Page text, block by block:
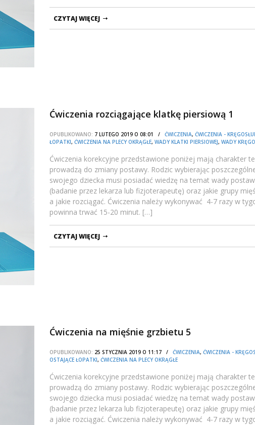
CZYTAJ WIĘCEJ
Ćwiczenia rozciągające klatkę piersiową 1
OPUBLIKOWANO: 7 LUTEGO 2019 O 08:01 / ĆWICZENIA, ĆWICZENIA -
ŁOPATKI, ĆWICZENIA NA PLECY OKRĄGŁE, WADY KLATKI PIERSIOWEJ, WADY
Ćwiczenia korekcyjne przedstawione poniżej mają charakter
prowadzą do zmiany postawy. Rodzic wybierając
swojego dziecka musi posiadać wiedzę na temat wady
(badanie przez lekarza lub fizjoterapeutę) oraz jakie grupy
a jakie rozciągać. Ćwiczenia należy wykonywać 4-7 razy w
powinna trwać 15-20 minut. […]
CZYTAJ WIĘCEJ
Ćwiczenia na mięśnie grzbietu 5
OPUBLIKOWANO: 25 STYCZNIA 2019 O 11:17 / ĆWICZENIA, ĆWICZENIA -
OSTAJĄCE ŁOPATKI, ĆWICZENIA NA PLECY OKRĄGŁE
Ćwiczenia korekcyjne przedstawione poniżej mają charakter
prowadzą do zmiany postawy. Rodzic wybierając
swojego dziecka musi posiadać wiedzę na temat wady
(badanie przez lekarza lub fizjoterapeutę) oraz jakie grupy
a jakie rozciągać. Ćwiczenia należy wykonywać 4-7 razy w